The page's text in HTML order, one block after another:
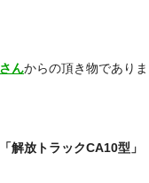
んからの頂き物でありま
「解放トラックCA10型」